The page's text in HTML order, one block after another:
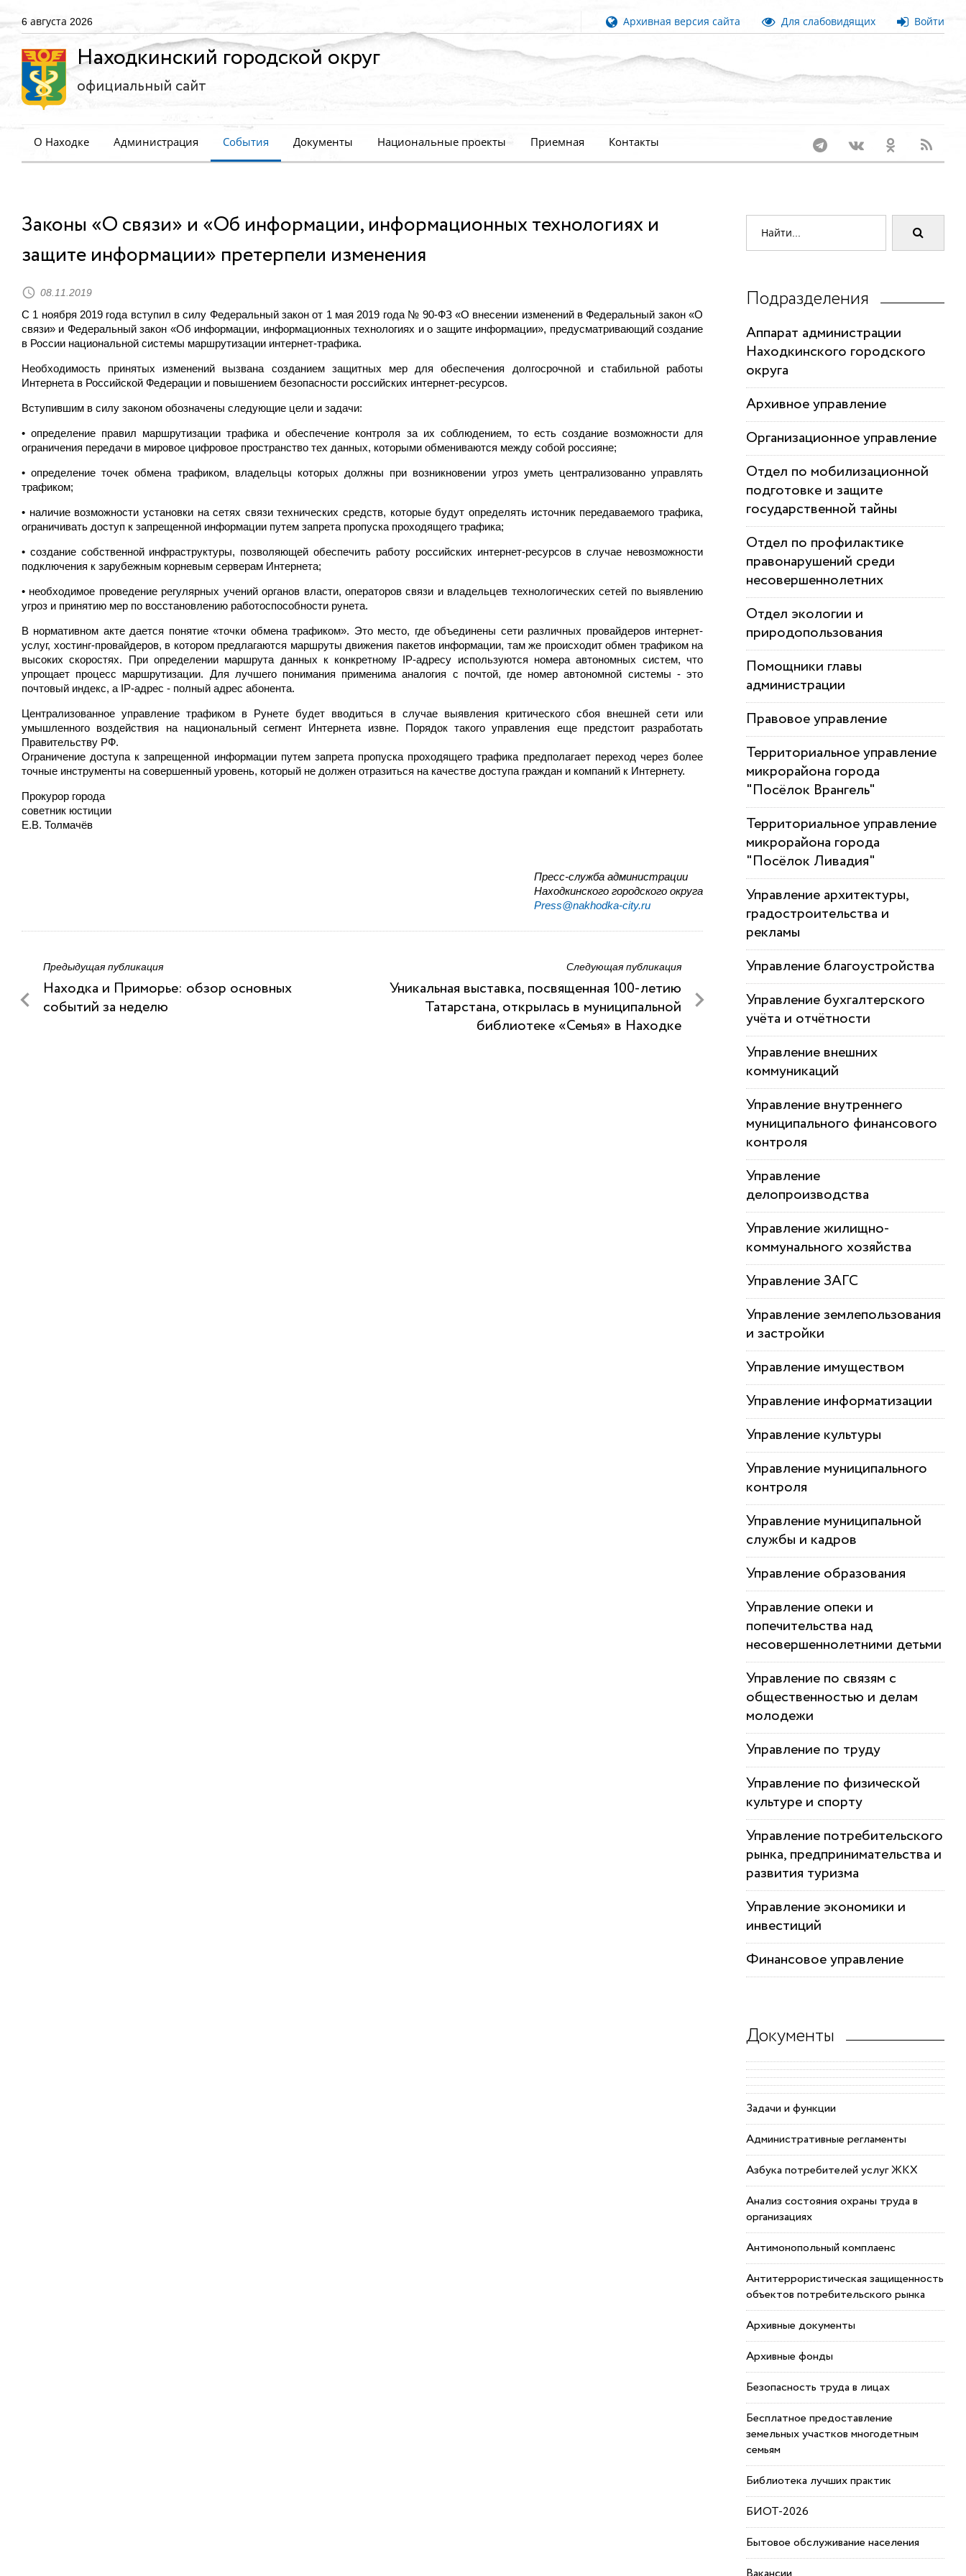
6 августа 2026 Архивная версия сайта Для слабовидящих Войти
Находкинский городской округ
официальный сайт
О Находке Администрация События Документы Национальные проекты Приемная Контакты
Законы «О связи» и «Об информации, информационных технологиях и
защите информации» претерпели изменения
08.11.2019
С 1 ноября 2019 года вступил в силу Федеральный закон от 1 мая 2019 года № 90-ФЗ «О внесении изменений в Федеральный закон «О
связи» и Федеральный закон «Об информации, информационных технологиях и о защите информации», предусматривающий создание
в России национальной системы маршрутизации интернет-трафика.
Необходимость принятых изменений вызвана созданием защитных мер для обеспечения долгосрочной и стабильной работы
Интернета в Российской Федерации и повышением безопасности российских интернет-ресурсов.
Вступившим в силу законом обозначены следующие цели и задачи:
• определение правил маршрутизации трафика и обеспечение контроля за их соблюдением, то есть создание возможности для
ограничения передачи в мировое цифровое пространство тех данных, которыми обмениваются между собой россияне;
• определение точек обмена трафиком, владельцы которых должны при возникновении угроз уметь централизованно управлять
трафиком;
• наличие возможности установки на сетях связи технических средств, которые будут определять источник передаваемого трафика,
ограничивать доступ к запрещенной информации путем запрета пропуска проходящего трафика;
• создание собственной инфраструктуры, позволяющей обеспечить работу российских интернет-ресурсов в случае невозможности
подключения к зарубежным корневым серверам Интернета;
• необходимое проведение регулярных учений органов власти, операторов связи и владельцев технологических сетей по выявлению
угроз и принятию мер по восстановлению работоспособности рунета.
В нормативном акте дается понятие «точки обмена трафиком». Это место, где объединены сети различных провайдеров интернет-
услуг, хостинг-провайдеров, в котором предлагаются маршруты движения пакетов информации, там же происходит обмен трафиком на
высоких скоростях. При определении маршрута данных к конкретному IP-адресу используются номера автономных систем, что
упрощает процесс маршрутизации. Для лучшего понимания применима аналогия с почтой, где номер автономной системы - это
почтовый индекс, а IP-адрес - полный адрес абонента.
Централизованное управление трафиком в Рунете будет вводиться в случае выявления критического сбоя внешней сети или
умышленного воздействия на национальный сегмент Интернета извне. Порядок такого управления еще предстоит разработать
Правительству РФ.
Ограничение доступа к запрещенной информации путем запрета пропуска проходящего трафика предполагает переход через более
точные инструменты на совершенный уровень, который не должен отразиться на качестве доступа граждан и компаний к Интернету.
Прокурор города
советник юстиции
Е.В. Толмачёв
Пресс-служба администрации
Находкинского городского округа
Press@nakhodka-city.ru
Предыдущая публикация
Находка и Приморье: обзор основных
событий за неделю
Следующая публикация
Уникальная выставка, посвященная 100-летию
Татарстана, открылась в муниципальной
библиотеке «Семья» в Находке
Подразделения
Аппарат администрации
Находкинского городского
округа
Архивное управление
Организационное управление
Отдел по мобилизационной
подготовке и защите
государственной тайны
Отдел по профилактике
правонарушений среди
несовершеннолетних
Отдел экологии и
природопользования
Помощники главы
администрации
Правовое управление
Территориальное управление
микрорайона города
"Посёлок Врангель"
Территориальное управление
микрорайона города
"Посёлок Ливадия"
Управление архитектуры,
градостроительства и
рекламы
Управление благоустройства
Управление бухгалтерского
учёта и отчётности
Управление внешних
коммуникаций
Управление внутреннего
муниципального финансового
контроля
Управление
делопроизводства
Управление жилищно-
коммунального хозяйства
Управление ЗАГС
Управление землепользования
и застройки
Управление имуществом
Управление информатизации
Управление культуры
Управление муниципального
контроля
Управление муниципальной
службы и кадров
Управление образования
Управление опеки и
попечительства над
несовершеннолетними детьми
Управление по связям с
общественностью и делам
молодежи
Управление по труду
Управление по физической
культуре и спорту
Управление потребительского
рынка, предпринимательства и
развития туризма
Управление экономики и
инвестиций
Финансовое управление
Документы
Задачи и функции
Административные регламенты
Азбука потребителей услуг ЖКХ
Анализ состояния охраны труда в
организациях
Антимонопольный комплаенс
Антитеррористическая защищенность
объектов потребительского рынка
Архивные документы
Архивные фонды
Безопасность труда в лицах
Бесплатное предоставление
земельных участков многодетным
семьям
Библиотека лучших практик
БИОТ-2026
Бытовое обслуживание населения